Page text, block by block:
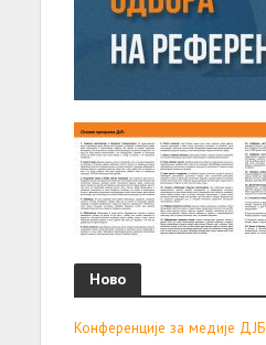
Ново
Конференције за медије ДЈБ